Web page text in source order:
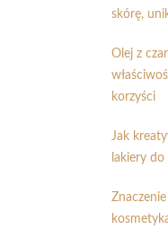
skórę,
Olej z
korzyści
Jak
lakiery do